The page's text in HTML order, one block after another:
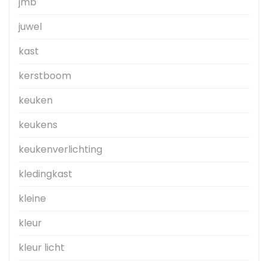
juwel
kast
kerstboom
keuken
keukens
keukenverlichting
kledingkast
kleine
kleur
kleur licht